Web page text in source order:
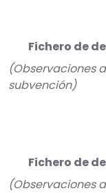
Fichero de
(Observaciones
subvención)
Fichero de
(Observaciones